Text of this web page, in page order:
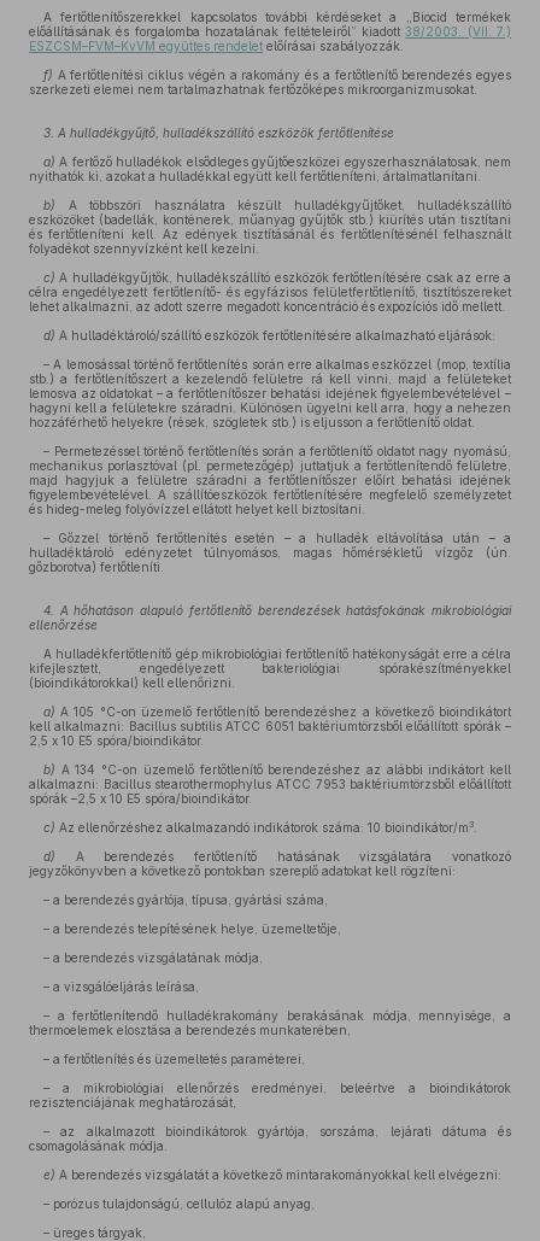
A fertőtlenítőszerekkel kapcsolatos további kérdéseket a „Biocid termékek
előállításának és forgalomba hozatalának feltételeiről” kiadott38/2003. (VII. 7.)
ESZCSM–FVM–KvVM együttes rendelet előírásai szabályozzák.
f) A fertőtlenítési ciklus végén a rakomány és a fertőtlenítő berendezés egyes
szerkezeti elemei nem tartalmazhatnak fertőzőképes mikroorganizmusokat.
3. A hulladékgyűjtő, hulladékszállító eszközök fertőtlenítése
a) A fertőző hulladékok elsődleges gyűjtőeszközei egyszerhasználatosak, nem
nyithatók ki, azokat a hulladékkal együtt kell fertőtleníteni, ártalmatlanítani.
b) A többszöri használatra készült hulladékgyűjtőket, hulladékszállító
eszközöket (badellák, konténerek, műanyag gyűjtők stb.) kiürítés után tisztítani
és fertőtleníteni kell. Az edények tisztításánál és fertőtlenítésénél felhasznált
folyadékot szennyvízként kell kezelni.
c) A hulladékgyűjtők, hulladékszállító eszközök fertőtlenítésére csak az erre a
célra engedélyezett fertőtlenítő- és egyfázisos felületfertőtlenítő, tisztítószereket
lehet alkalmazni, az adott szerre megadott koncentráció és expozíciós idő mellett.
d) A hulladéktároló/szállító eszközök fertőtlenítésére alkalmazható eljárások:
– A lemosással történő fertőtlenítés során erre alkalmas eszközzel (mop, textília
stb.) a fertőtlenítőszert a kezelendő felületre rá kell vinni, majd a felületeket
lemosva az oldatokat – a fertőtlenítőszer behatási idejének figyelembevételével –
hagyni kell a felületekre száradni. Különösen ügyelni kell arra, hogy a nehezen
hozzáférhető helyekre (rések, szögletek stb.) is eljusson a fertőtlenítő oldat.
– Permetezéssel történő fertőtlenítés során a fertőtlenítő oldatot nagy nyomású,
mechanikus porlasztóval (pl. permetezőgép) juttatjuk a fertőtlenítendő felületre,
majd hagyjuk a felületre száradni a fertőtlenítőszer előírt behatási idejének
figyelembevételével. A szállítóeszközök fertőtlenítésére megfelelő személyzetet
és hideg-meleg folyóvízzel ellátott helyet kell biztosítani.
– Gőzzel történő fertőtlenítés esetén – a hulladék eltávolítása után – a
hulladéktároló edényzetet túlnyomásos, magas hőmérsékletű vízgőz (ún.
gőzborotva) fertőtleníti.
4. A hőhatáson alapuló fertőtlenítő berendezések hatásfokának mikrobiológiai
ellenőrzése
A hulladékfertőtlenítő gép mikrobiológiai fertőtlenítő hatékonyságát erre a célra
kifejlesztett, engedélyezett bakteriológiai spórakészítményekkel
(bioindikátorokkal) kell ellenőrizni.
a) A 105 °C-on üzemelő fertőtlenítő berendezéshez a következő bioindikátort
kell alkalmazni: Bacillus subtilis ATCC 6051 baktériumtörzsből előállított spórák –
2,5 x 10 E5 spóra/bioindikátor.
b) A 134 °C-on üzemelő fertőtlenítő berendezéshez az alábbi indikátort kell
alkalmazni: Bacillus stearothermophylus ATCC 7953 baktériumtörzsből előállított
spórák –2,5 x 10 E5 spóra/bioindikátor.
c) Az ellenőrzéshez alkalmazandó indikátorok száma: 10 bioindikátor/m 3
d) A berendezés fertőtlenítő hatásának vizsgálatára vonatkozó
jegyzőkönyvben a következő pontokban szereplő adatokat kell rögzíteni:
– a berendezés gyártója, típusa, gyártási száma,
– a berendezés telepítésének helye, üzemeltetője,
– a berendezés vizsgálatának módja,
– a vizsgálóeljárás leírása,
– a fertőtlenítendő hulladékrakomány berakásának módja, mennyisége, a
thermoelemek elosztása a berendezés munkaterében,
– a fertőtlenítés és üzemeltetés paraméterei,
– a mikrobiológiai ellenőrzés eredményei, beleértve a bioindikátorok
rezisztenciájának meghatározását,
– az alkalmazott bioindikátorok gyártója, sorszáma, lejárati dátuma és
csomagolásának módja.
e) A berendezés vizsgálatát a következő mintarakományokkal kell elvégezni:
– porózus tulajdonságú, cellulóz alapú anyag,
– üreges tárgyak,